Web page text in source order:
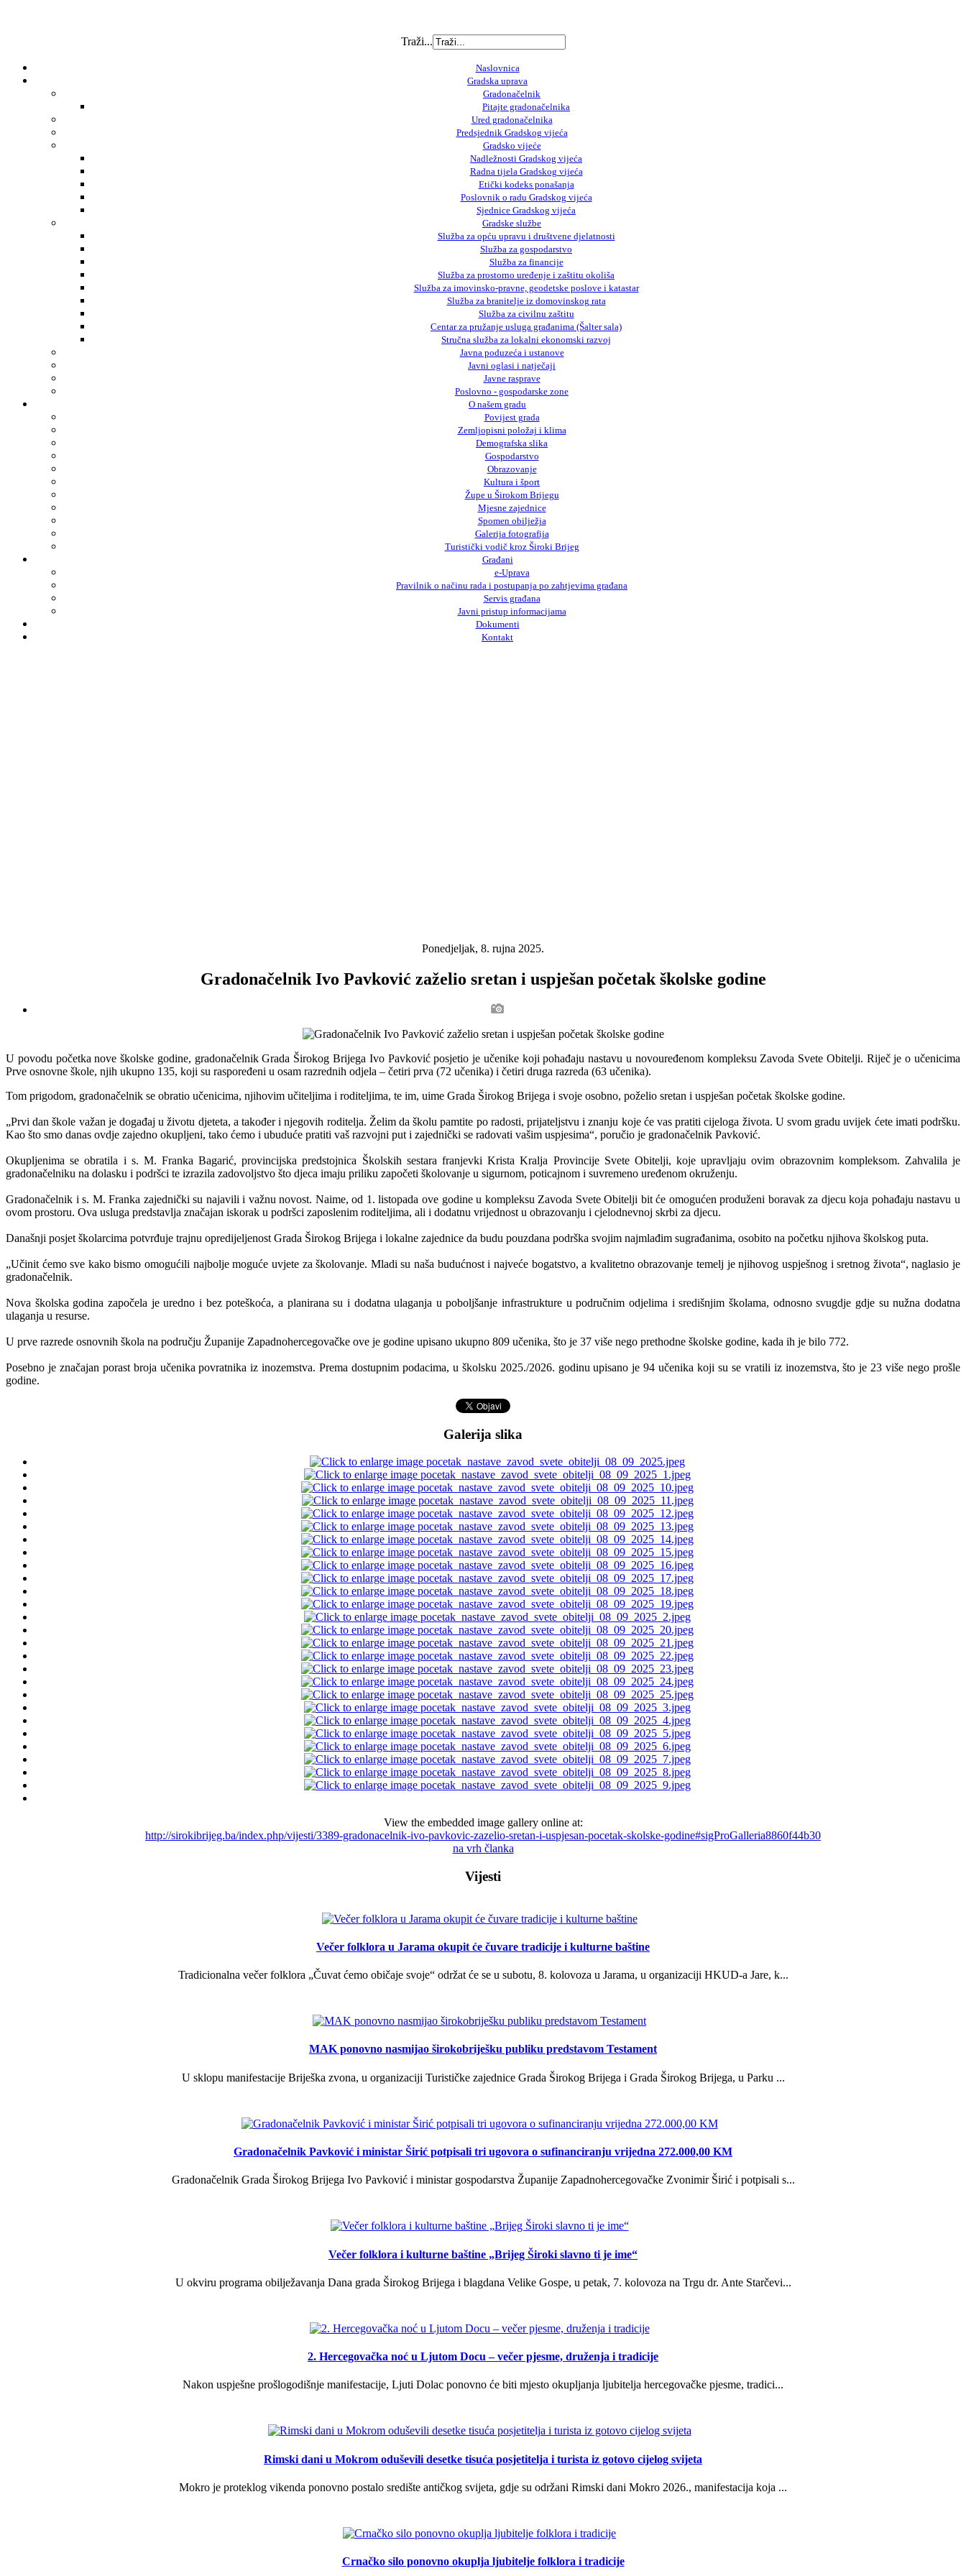
Traži...
Naslovnica
Gradska uprava
Gradonačelnik
Pitajte gradonačelnika
Ured gradonačelnika
Predsjednik Gradskog vijeća
Gradsko vijeće
Nadležnosti Gradskog vijeća
Radna tijela Gradskog vijeća
Etički kodeks ponašanja
Poslovnik o radu Gradskog vijeća
Sjednice Gradskog vijeća
Gradske službe
Služba za opću upravu i društvene djelatnosti
Služba za gospodarstvo
Služba za financije
Služba za prostorno uređenje i zaštitu okoliša
Služba za imovinsko-pravne, geodetske poslove i katastar
Služba za branitelje iz domovinskog rata
Služba za civilnu zaštitu
Centar za pružanje usluga građanima (Šalter sala)
Stručna služba za lokalni ekonomski razvoj
Javna poduzeća i ustanove
Javni oglasi i natječaji
Javne rasprave
Poslovno - gospodarske zone
O našem gradu
Povijest grada
Zemljopisni položaj i klima
Demografska slika
Gospodarstvo
Obrazovanje
Kultura i šport
Župe u Širokom Brijegu
Mjesne zajednice
Spomen obilježja
Galerija fotografija
Turistički vodič kroz Široki Brijeg
Građani
e-Uprava
Pravilnik o načinu rada i postupanja po zahtjevima građana
Servis građana
Javni pristup informacijama
Dokumenti
Kontakt
Ponedjeljak, 8. rujna 2025.
Gradonačelnik Ivo Pavković zaželio sretan i uspješan početak školske godine
U povodu početka nove školske godine, gradonačelnik Grada Širokog Brijega Ivo Pavković posjetio je učenike koji pohađaju nastavu u novouređenom kompleksu Zavoda Svete Obitelji. Riječ je o učenicima
Prve osnovne škole, njih ukupno 135, koji su raspoređeni u osam razrednih odjela – četiri prva (72 učenika) i četiri druga razreda (63 učenika).
Tom prigodom, gradonačelnik se obratio učenicima, njihovim učiteljima i roditeljima, te im, uime Grada Širokog Brijega i svoje osobno, poželio sretan i uspješan početak školske godine.
„Prvi dan škole važan je događaj u životu djeteta, a također i njegovih roditelja. Želim da školu pamtite po radosti, prijateljstvu i znanju koje će vas pratiti cijeloga života. U svom gradu uvijek ćete imati podršku.
Kao što smo danas ovdje zajedno okupljeni, tako ćemo i ubuduće pratiti vaš razvojni put i zajednički se radovati vašim uspjesima“, poručio je gradonačelnik Pavković.
Okupljenima se obratila i s. M. Franka Bagarić, provincijska predstojnica Školskih sestara franjevki Krista Kralja Provincije Svete Obitelji, koje upravljaju ovim obrazovnim kompleksom. Zahvalila je
gradonačelniku na dolasku i podršci te izrazila zadovoljstvo što djeca imaju priliku započeti školovanje u sigurnom, poticajnom i suvremeno uređenom okruženju.
Gradonačelnik i s. M. Franka zajednički su najavili i važnu novost. Naime, od 1. listopada ove godine u kompleksu Zavoda Svete Obitelji bit će omogućen produženi boravak za djecu koja pohađaju nastavu u
ovom prostoru. Ova usluga predstavlja značajan iskorak u podršci zaposlenim roditeljima, ali i dodatnu vrijednost u obrazovanju i cjelodnevnoj skrbi za djecu.
Današnji posjet školarcima potvrđuje trajnu opredijeljenost Grada Širokog Brijega i lokalne zajednice da budu pouzdana podrška svojim najmlađim sugrađanima, osobito na početku njihova školskog puta.
„Učinit ćemo sve kako bismo omogućili najbolje moguće uvjete za školovanje. Mladi su naša budućnost i najveće bogatstvo, a kvalitetno obrazovanje temelj je njihovog uspješnog i sretnog života“, naglasio je
gradonačelnik.
Nova školska godina započela je uredno i bez poteškoća, a planirana su i dodatna ulaganja u poboljšanje infrastrukture u područnim odjelima i središnjim školama, odnosno svugdje gdje su nužna dodatna
ulaganja u resurse.
U prve razrede osnovnih škola na području Županije Zapadnohercegovačke ove je godine upisano ukupno 809 učenika, što je 37 više nego prethodne školske godine, kada ih je bilo 772.
Posebno je značajan porast broja učenika povratnika iz inozemstva. Prema dostupnim podacima, u školsku 2025./2026. godinu upisano je 94 učenika koji su se vratili iz inozemstva, što je 23 više nego prošle
godine.
Galerija slika
View the embedded image gallery online at:
http://sirokibrijeg.ba/index.php/vijesti/3389-gradonacelnik-ivo-pavkovic-zazelio-sretan-i-uspjesan-pocetak-skolske-godine#sigProGalleria8860f44b30
na vrh članka
Vijesti
Večer folklora u Jarama okupit će čuvare tradicije i kulturne baštine
Tradicionalna večer folklora „Čuvat ćemo običaje svoje“ održat će se u subotu, 8. kolovoza u Jarama, u organizaciji HKUD-a Jare, k...
MAK ponovno nasmijao širokobriješku publiku predstavom Testament
U sklopu manifestacije Briješka zvona, u organizaciji Turističke zajednice Grada Širokog Brijega i Grada Širokog Brijega, u Parku ...
Gradonačelnik Pavković i ministar Širić potpisali tri ugovora o sufinanciranju vrijedna 272.000,00 KM
Gradonačelnik Grada Širokog Brijega Ivo Pavković i ministar gospodarstva Županije Zapadnohercegovačke Zvonimir Širić i potpisali s...
Večer folklora i kulturne baštine „Brijeg Široki slavno ti je ime“
U okviru programa obilježavanja Dana grada Širokog Brijega i blagdana Velike Gospe, u petak, 7. kolovoza na Trgu dr. Ante Starčevi...
2. Hercegovačka noć u Ljutom Docu – večer pjesme, druženja i tradicije
Nakon uspješne prošlogodišnje manifestacije, Ljuti Dolac ponovno će biti mjesto okupljanja ljubitelja hercegovačke pjesme, tradici...
Rimski dani u Mokrom oduševili desetke tisuća posjetitelja i turista iz gotovo cijelog svijeta
Mokro je proteklog vikenda ponovno postalo središte antičkog svijeta, gdje su održani Rimski dani Mokro 2026., manifestacija koja ...
Crnačko silo ponovno okuplja ljubitelje folklora i tradicije